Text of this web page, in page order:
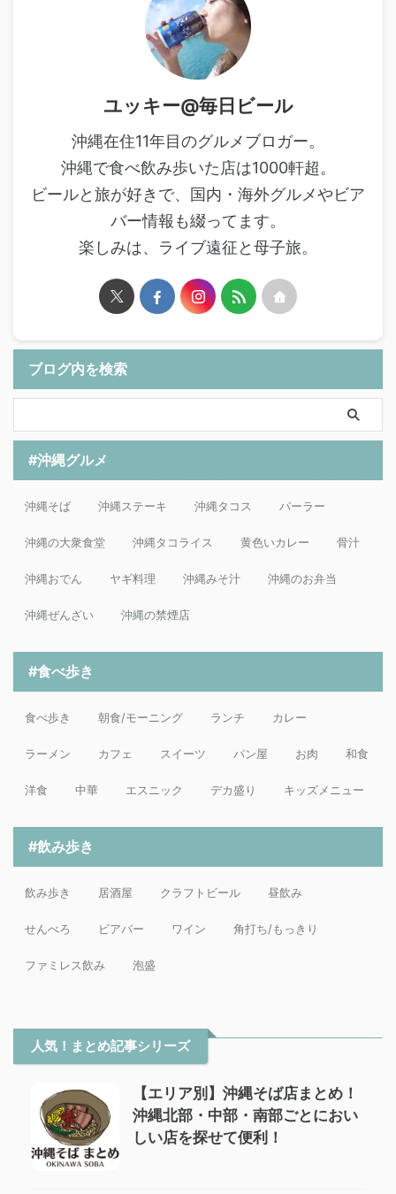
ユッキー@毎日ビール
沖縄在住11年目のグルメブロガー。
沖縄で食べ飲み歩いた店は1000軒超。
ビールと旅が好きで、国内・海外グルメやビア
バー情報も綴ってます。
楽しみは、ライブ遠征と母子旅。
ブログ内を検索
#沖縄グルメ
沖縄そば 沖縄ステーキ 沖縄タコス パーラー
沖縄の大衆食堂 沖縄タコライス 黄色いカレー 骨汁
沖縄おでん ヤギ料理 沖縄みそ汁 沖縄のお弁当
沖縄ぜんざい 沖縄の禁煙店
#食べ歩き
食べ歩き 朝食/モーニング ランチ カレー
ラーメン カフェ スイーツ パン屋 お肉 和食
洋食 中華 エスニック デカ盛り キッズメニュー
#飲み歩き
飲み歩き 居酒屋 クラフトビール 昼飲み
せんべろ ビアバー ワイン 角打ち/もっきり
ファミレス飲み 泡盛
人気！まとめ記事シリーズ
【エリア別】沖縄そば店まとめ！
沖縄北部・中部・南部ごとにおい
しい店を探せて便利！